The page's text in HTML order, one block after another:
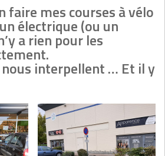
faire mes courses à vélo
électrique (ou un
a rien pour les
interpellent … Et il y